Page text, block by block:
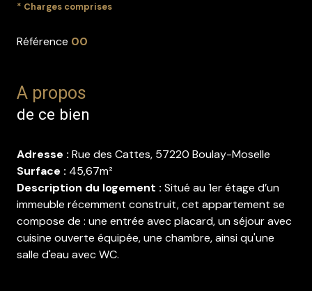
* Charges comprises
Référence 00
A propos
de ce bien
Adresse : Rue des Cattes, 57220 Boulay-Moselle
Surface : 45,67m²
Description du logement : Situé au 1er étage d’un
immeuble récemment construit, cet appartement se
compose de : une entrée avec placard, un séjour avec
cuisine ouverte équipée, une chambre, ainsi qu'une
salle d'eau avec WC.